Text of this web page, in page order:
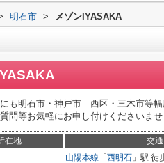
明石市 > メゾンIYASAKA
も明石市・神戸市 西区・三木市等幅
問等お気軽にお申し付けくださいませ
在地 交通
山陽本線 「 西明石 」駅 徒